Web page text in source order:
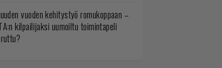
vuoden kehitystyö romukoppaan –
kilpailijaksi uumoiltu toimintapeli